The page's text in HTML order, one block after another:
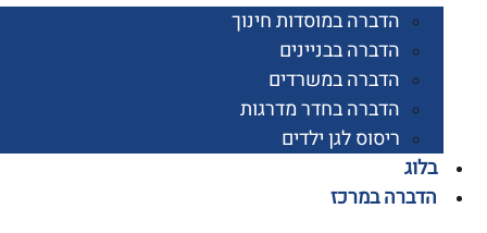
הדברה במוסדות חינוך
הדברה בבניינים
הדברה במשרדים
הדברה בחדר מדרגות
ריסוס לגן ילדים
במרכז